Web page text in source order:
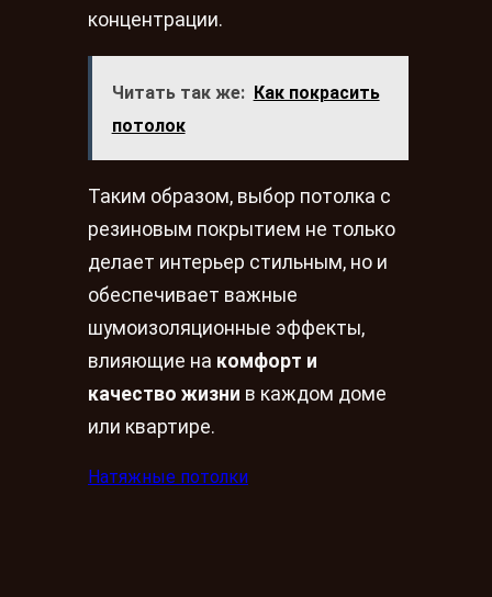
концентрации.
Читать так же: Как покрасить
потолок
Таким образом, выбор потолка с
резиновым покрытием не только
делает интерьер стильным, но и
обеспечивает важные
шумоизоляционные эффекты,
влияющие на комфорт и
качество жизни в каждом доме
или квартире.
Натяжные потолки